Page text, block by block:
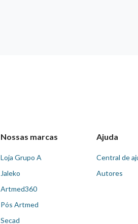
Nossas marcas
Loja Grupo A
Jaleko
Artmed360
Pós Artmed
Secad
Ajuda
Central de
Autores